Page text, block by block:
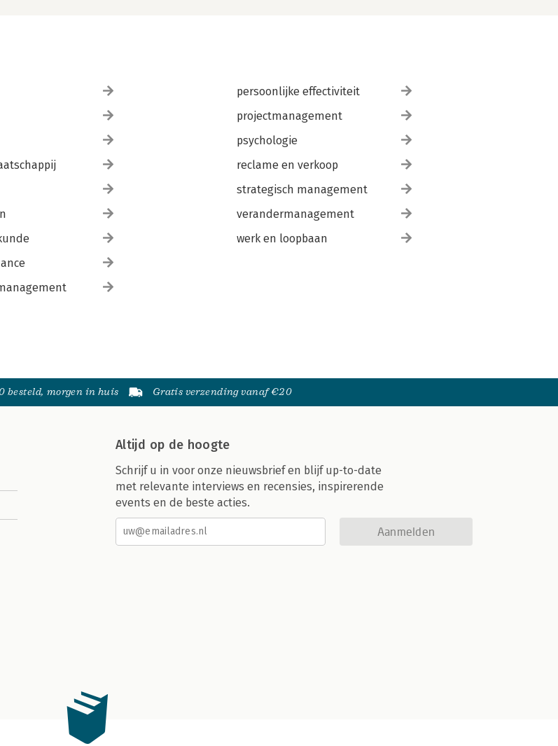
persoonlijke effectiviteit
projectmanagement
psychologie
reclame en verkoop
strategisch management
verandermanagement
werk en loopbaan
besteld, morgen in huis Gratis verzending vanaf €20
Altijd op de hoogte
Schrijf u in voor onze nieuwsbrief en blijf up-to-date
met relevante interviews en recensies, inspirerende
events en de beste acties.
Aanmelden